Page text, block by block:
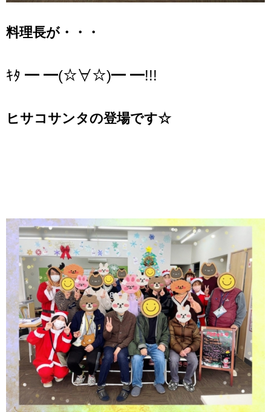
料理長が・・・
ｷﾀ ━ ━(☆∀☆)━ ━!!!
ヒサコサンタの登場です☆